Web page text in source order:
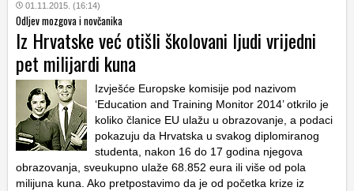
01.11.2015. (16:14)
Odljev mozgova i novčanika
Iz Hrvatske već otišli školovani ljudi vrijedni
pet milijardi kuna
Izvješće Europske komisije pod nazivom
‘Education and Training Monitor 2014’ otkrilo je
koliko članice EU ulažu u obrazovanje, a podaci
pokazuju da Hrvatska u svakog diplomiranog
studenta, nakon 16 do 17 godina njegova
obrazovanja, sveukupno ulaže 68.852 eura ili više od pola
milijuna kuna. Ako pretpostavimo da je od početka krize iz